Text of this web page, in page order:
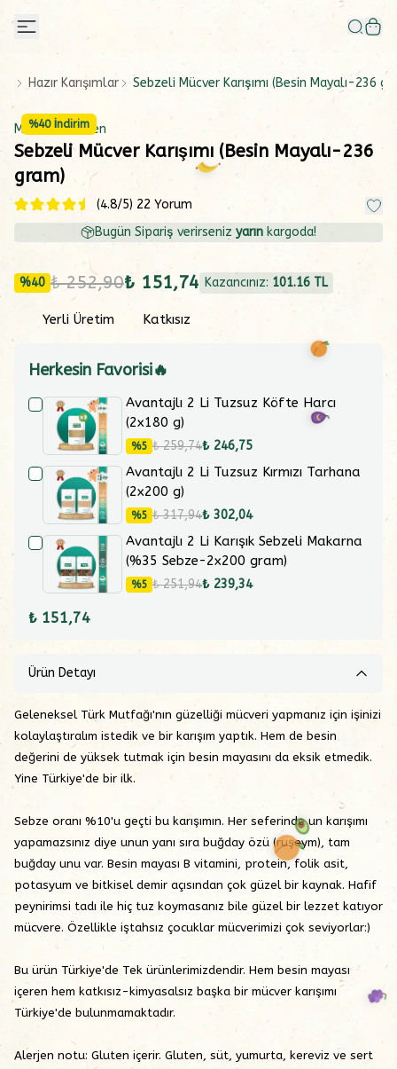
Hazır Karışımlar Sebzeli Mücver Karışımı (Besin Mayalı-236
%40 İndirim
Makarna Lütfen
Sebzeli Mücver Karışımı (Besin Mayalı-236
gram)
(4.8/5) 22 Yorum
Bugün Sipariş verirseniz yarın kargoda!
%40 ₺ 252,90₺ 151,74 Kazancınız: 101.16 TL
Yerli Üretim Katkısız
Herkesin Favorisi🔥
Avantajlı 2 Li Tuzsuz Köfte Harcı
(2x180 g)
%5 ₺ 259,74₺ 246,75
Avantajlı 2 Li Tuzsuz Kırmızı Tarhana
(2x200 g)
%5 ₺ 317,94₺ 302,04
Avantajlı 2 Li Karışık Sebzeli Makarna
(%35 Sebze-2x200 gram)
%5 ₺ 251,94₺ 239,34
₺ 151,74
Ürün Detayı
Geleneksel Türk Mutfağı'nın güzelliği mücveri yapmanız için işinizi
kolaylaştıralım istedik ve bir karışım yaptık. Hem de besin
değerini de yüksek tutmak için besin mayasını da eksik etmedik.
Yine Türkiye'de bir ilk.
Sebze oranı %10'u geçti bu karışımın. Her seferinde un karışımı
yapamazsınız diye unun yanı sıra buğday özü (ruşeym), tam
buğday unu var. Besin mayası B vitamini, protein, folik asit,
potasyum ve bitkisel demir açısından çok güzel bir kaynak. Hafif
peynirimsi tadı ile hiç tuz koymasanız bile güzel bir lezzet katıyor
mücvere. Özellikle iştahsız çocuklar mücverimizi çok seviyorlar:)
Bu ürün Türkiye'de Tek ürünlerimizdendir. Hem besin mayası
içeren hem katkısız-kimyasalsız başka bir mücver karışımı
Türkiye'de bulunmamaktadır.
Alerjen notu: Gluten içerir. Gluten, süt, yumurta, kereviz ve sert